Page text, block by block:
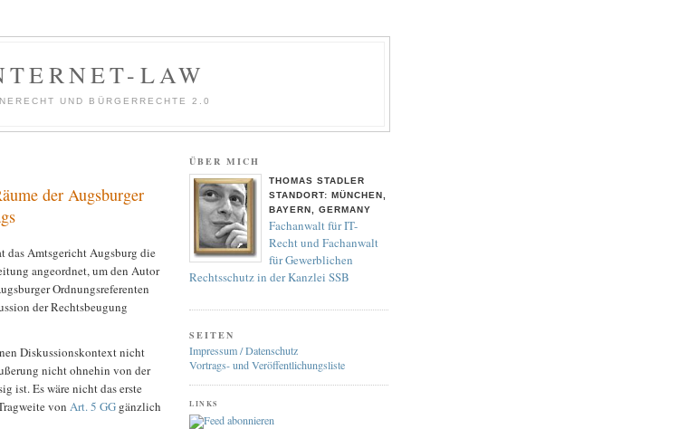
LAW
UND BÜRGERRECHTE 2.0
der Augsburger
das Amtsgericht Augsburg die
angeordnet, um den Autor
Ordnungsreferenten
der Rechtsbeugung
Diskussionskontext nicht
nicht ohnehin von der
ist. Es wäre nicht das erste
von Art. 5 GG gänzlich
ÜBER MICH
THOMAS STADLER
STANDORT: MÜNCHEN,
BAYERN, GERMANY
Fachanwalt für IT-
Recht und Fachanwalt
für Gewerblichen
Rechtsschutz in der Kanzlei SSB
SEITEN
Impressum / Datenschutz
Vortrags- und Veröffentlichungsliste
LINKS